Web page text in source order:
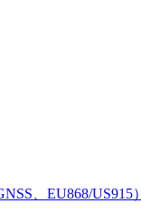
、EU868/US915）